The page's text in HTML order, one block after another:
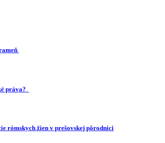
práva?
rómskych žien v prešovskej pôrodnici